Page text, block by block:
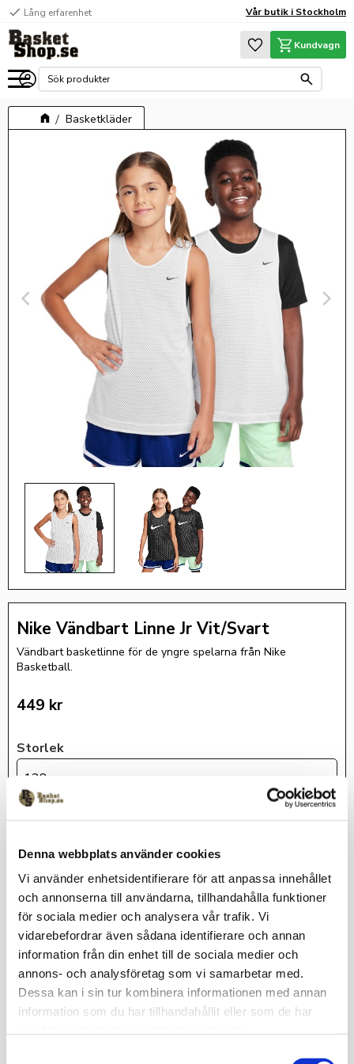
Denna webbplats använder cookies
Vi använder enhetsidentifierare för att anpassa innehållet
och annonserna till användarna, tillhandahålla funktioner
för sociala medier och analysera vår trafik. Vi
vidarebefordrar även sådana identifierare och annan
information från din enhet till de sociala medier och
annons- och analysföretag som vi samarbetar med.
Dessa kan i sin tur kombinera informationen med annan
information som du har tillhandahållit eller som de har
Meny
check Lång erfarenhet Vår butik i Stockholm
Favoriter
Kundvagn
Basketkläder
Nike Vändbart Linne Jr Vit/Svart
Vändbart basketlinne för de yngre spelarna från Nike
Basketball.
449 kr
Storlek
128
Lagerstatus
I lager
Artikelnr
FZ5242-100-128
Luftigt och skönt linne i Dri-FIT mesh för bästa
andningsförmåga.